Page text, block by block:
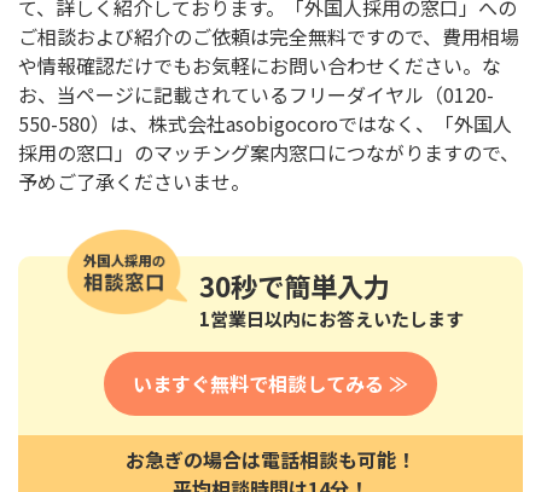
て、詳しく紹介しております。「外国人採用の窓口」への
ご相談および紹介のご依頼は完全無料ですので、費用相場
や情報確認だけでもお気軽にお問い合わせください。な
お、当ページに記載されているフリーダイヤル（0120-
550-580）は、株式会社asobigocoroではなく、「外国人
採用の窓口」のマッチング案内窓口につながりますので、
予めご了承くださいませ。
30秒で簡単入力
1営業日以内にお答えいたします
いますぐ無料で相談してみる ≫
お急ぎの場合は電話相談も可能！